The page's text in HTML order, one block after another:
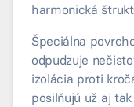
harmonická
Špeciálna
odpudzuje
izolácia proti
posilňujú už aj